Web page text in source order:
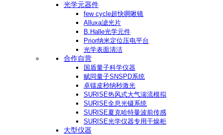
光学元器件
few cycle超快啁啾镜
Alluxa滤光片
B.Halle光学元件
Prior纳米定位压电平台
光学表面清洁
合作自营
国盾量子科学仪器
赋同量子SNSPD系统
卓镭皮秒纳秒激光
SURISE热风式大气湍流模拟
SURISE全息光镊系统
SURISE夏克哈特曼波前传感
SURISE光学仪器专用干燥柜
大型仪器